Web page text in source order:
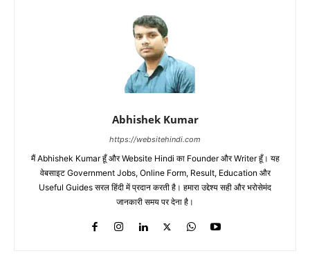
Abhishek Kumar
https://websitehindi.com
मैं Abhishek Kumar हूँ और Website Hindi का Founder और Writer हूँ। यह
वेबसाइट Government Jobs, Online Form, Result, Education और
Useful Guides सरल हिंदी में प्रदान करती है। हमारा उद्देश्य सही और भरोसेमंद
जानकारी समय पर देना है।